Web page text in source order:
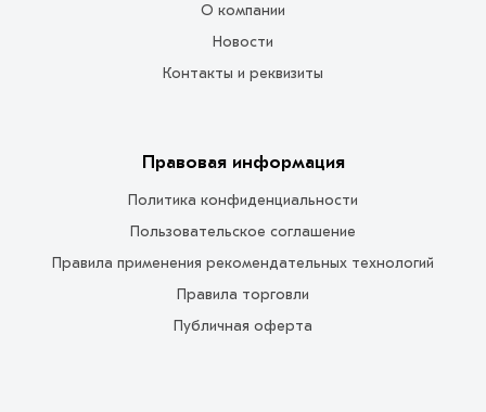
О компании
Новости
Контакты и реквизиты
Правовая информация
Политика конфиденциальности
Пользовательское соглашение
Правила применения рекомендательных технологий
Правила торговли
Публичная оферта